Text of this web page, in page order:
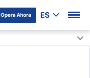
Opera Ahora ES